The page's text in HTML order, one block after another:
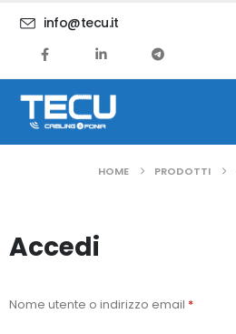
info@tecu.it
HOME PRODOTTI
Accedi
Nome utente o indirizzo email *